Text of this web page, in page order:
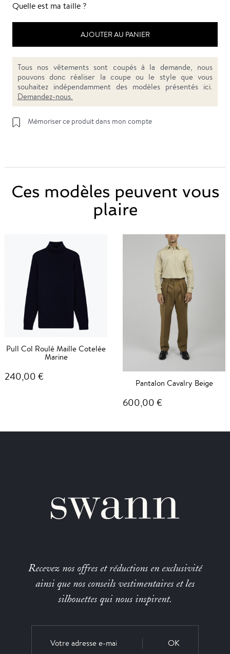
Quelle est ma taille ?
AJOUTER AU PANIER
Tous nos vêtements sont coupés à la demande, nous
pouvons donc réaliser la coupe ou le style que vous
souhaitez indépendamment des modèles présentés ici.
Demandez-nous.
Mémoriser ce produit dans mon compte
Ces modèles peuvent vous
plaire
Pull Col Roulé Maille Cotelée
Marine
240,00 €
Pantalon Cavalry Beige
600,00 €
Recevez nos offres et réductions en exclusivité
ainsi que nos conseils vestimentaires et les
silhouettes qui nous inspirent.
OK